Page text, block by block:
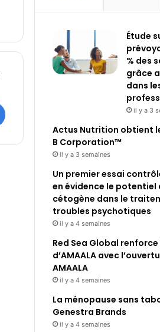
Étude
% des
grâce
dans
il y a 3
Actus Nutrition obtient
B Corporation™
il y a 3 semaines
Un premier essai
en évidence le potentiel
cétogène dans le
troubles psychotiques
il y a 4 semaines
Red Sea Global
d’AMAALA avec
AMAALA
il y a 4 semaines
La ménopause sans
Genestra Brands
il y a 4 semaines